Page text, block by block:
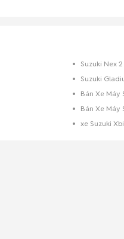
Suzuki Nex 2
Suzuki
Bán Xe Máy
Bán Xe Máy
xe Suzuki